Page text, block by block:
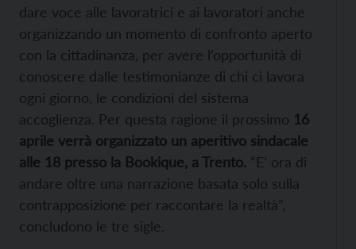
dare voce alle lavoratrici e ai lavoratori anche
organizzando un momento di confronto aperto
con la cittadinanza, per avere l’opportunità di
conoscere dalle testimonianze di chi ci lavora
ogni giorno, le condizioni del sistema
accoglienza. Per questa ragione il prossimo 16
aprile verrà organizzato un aperitivo sindacale
alle 18 presso la Bookique, a Trento. “E’ ora di
andare oltre una narrazione basata solo sulla
contrapposizione per raccontare la realtà”,
concludono le tre sigle.